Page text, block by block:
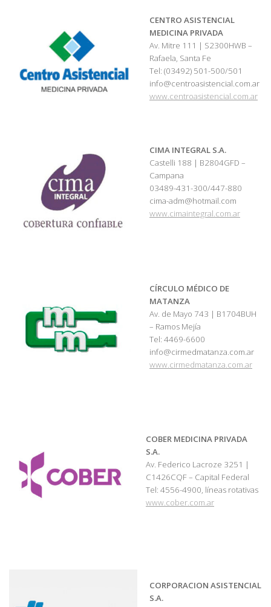
CENTRO ASISTENCIAL
MEDICINA PRIVADA
Av. Mitre 111 | S2300HWB –
Rafaela, Santa Fe
Tel: (03492) 501-500/501
info@centroasistencial.com.ar
www.centroasistencial.com.ar
CIMA INTEGRAL S.A.
Castelli 188 | B2804GFD –
Campana
03489-431-300/447-880
cima-adm@hotmail.com
www.cimaintegral.com.ar
CÍRCULO MÉDICO DE
MATANZA
Av. de Mayo 743 | B1704BUH
– Ramos Mejía
Tel: 4469-6600
info@cirmedmatanza.com.ar
www.cirmedmatanza.com.ar
COBER MEDICINA PRIVADA
S.A.
Av. Federico Lacroze 3251 |
C1426CQF – Capital Federal
Tel: 4556-4900, líneas rotativas
www.cober.com.ar
CORPORACION ASISTENCIAL
S.A.